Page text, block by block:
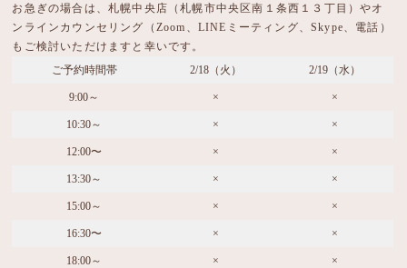
お急ぎの場合は、札幌中央店（札幌市中央区南１条西１３丁目）やオ
ンラインカウンセリング（Zoom、LINEミーティング、Skype、電話）
もご検討いただけますと幸いです。
ご予約時間帯
2/18（火） 2/19（水）
9:00～ × ×
10:30～ × ×
12:00〜 × ×
13:30～ × ×
15:00～ × ×
16:30〜 × ×
18:00～ × ×